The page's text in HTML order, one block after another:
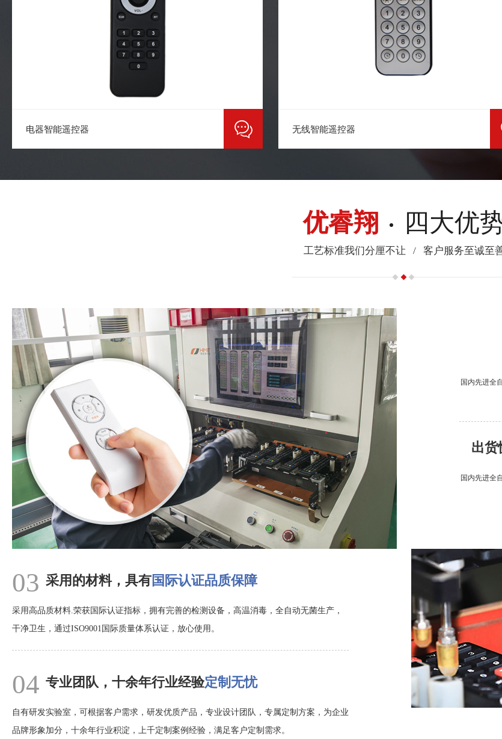
电器智能遥控器 无线智能遥控器
优睿翔 四大优
工艺标准我们分厘不让 / 客户服务至诚至
国内先进全
出货
国内先进全
03 采用的材料，具有国际认证品质保障
采用高品质材料.荣获国际认证指标，拥有完善的检测设备，高温消毒，全自动无菌生产，
干净卫生，通过ISO9001国际质量体系认证，放心使用。
04 专业团队，十余年行业经验定制无忧
自有研发实验室，可根据客户需求，研发优质产品，专业设计团队，专属定制方案，为企业
品牌形象加分，十余年行业积淀，上千定制案例经验，满足客户定制需求。